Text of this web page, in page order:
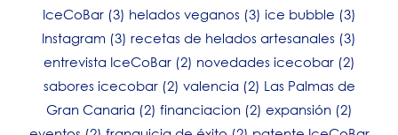
IceCoBar (3) helados veganos (3) ice bubble (3)
Instagram (3) recetas de helados artesanales (3)
entrevista IceCoBar (2) novedades icecobar (2)
sabores icecobar (2) valencia (2) Las Palmas de
Gran Canaria (2) financiacion (2) expansión (2)